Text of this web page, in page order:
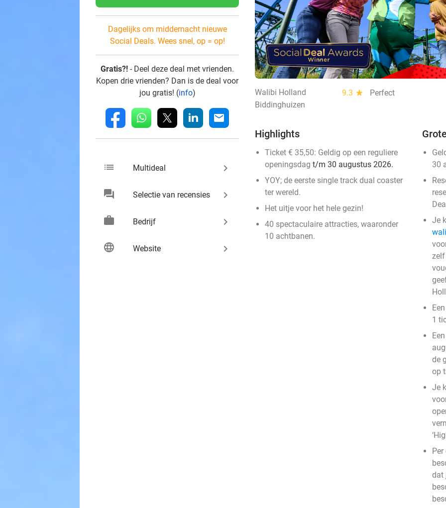
Dagelijks om middernacht nieuwe
Social Deals. Wees snel, op = op!
Gratis?! - Deel deze deal met vrienden.
Kopen drie vrienden? Dan is de deal voor
jou gratis! (info)
fb whatsapp linkedin mail
list Multideal keyboard_arrow_right
chat Selectie van recensies keyboard_arrow_right
work Bedrijf keyboard_arrow_right
language Website keyboard_arrow_right
Walibi Holland 9.3 star
Perfect
Biddinghuizen
Highlights
Ticket € 35,50: Geldig op een reguliere
openingsdag t/m 30 augustus 2026.
YOY; de eerste single track dual coaster
ter wereld.
Het uitje voor het hele gezin!
40 spectaculaire attracties, waaronder
10 achtbanen.
30
Je
zelf
1
de
op
Je
dat